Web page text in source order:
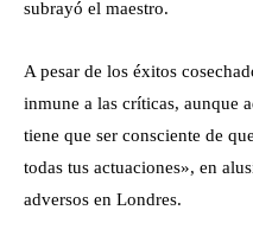
subrayó el maestro.
A pesar de los éxitos
inmune a las críticas, aunque
tiene que ser consciente de
todas tus actuaciones», en
adversos en Londres.